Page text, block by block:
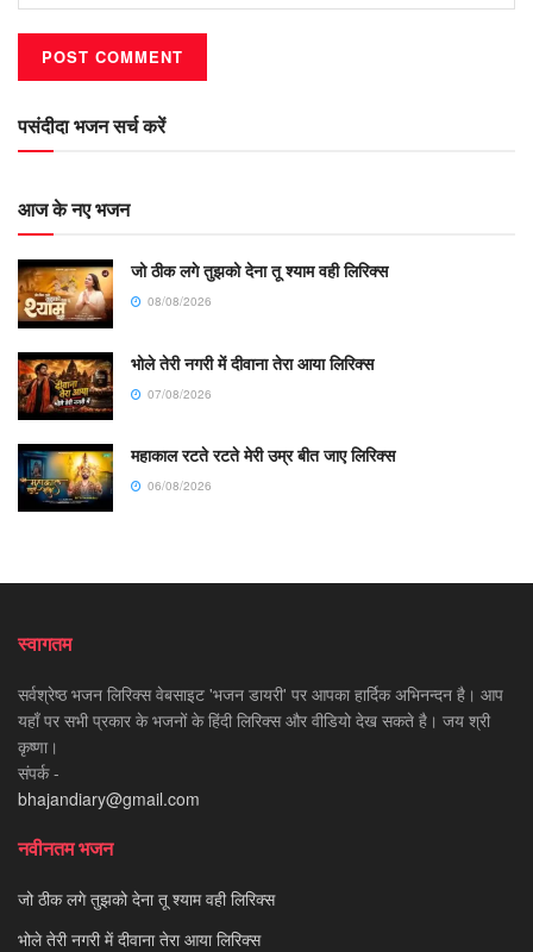
पसंदीदा भजन सर्च करें
आज के नए भजन
जो ठीक लगे तुझको देना तू श्याम वही लिरिक्स
08/08/2026
भोले तेरी नगरी में दीवाना तेरा आया लिरिक्स
07/08/2026
महाकाल रटते रटते मेरी उम्र बीत जाए लिरिक्स
06/08/2026
स्वागतम
सर्वश्रेष्ठ भजन लिरिक्स वेबसाइट 'भजन डायरी' पर आपका हार्दिक अभिनन्दन है। आप
यहाँ पर सभी प्रकार के भजनों के हिंदी लिरिक्स और वीडियो देख सकते है। जय श्री
कृष्णा।
संपर्क -
bhajandiary@gmail.com
नवीनतम भजन
जो ठीक लगे तुझको देना तू श्याम वही लिरिक्स
भोले तेरी नगरी में दीवाना तेरा आया लिरिक्स